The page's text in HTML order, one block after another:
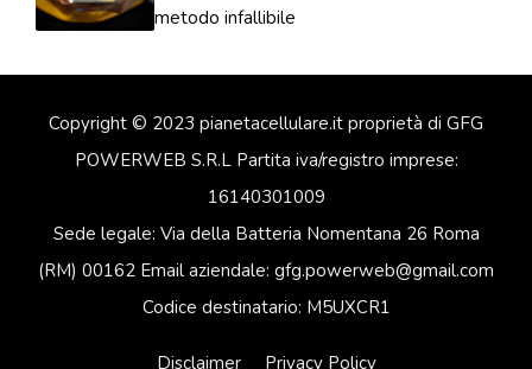
metodo infallibile
Copyright © 2023 pianetacellulare.it proprietà di GFG
POWERWEB S.R.L Partita iva/registro imprese:
16140301009
Sede legale: Via della Batteria Nomentana 26 Roma
(RM) 00162 Email aziendale: gfg.powerweb@gmail.com
Codice destinatario: M5UXCR1
Disclaimer Privacy Policy